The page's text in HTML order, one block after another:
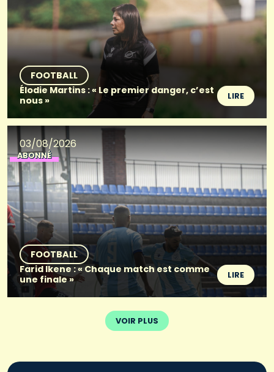
FOOTBALL
Élodie Martins : « Le premier danger, c’est
nous »
LIRE
03/08/2026
ABONNÉ
FOOTBALL
Farid Ikene : « Chaque match est comme
une finale »
LIRE
VOIR PLUS